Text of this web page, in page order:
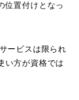
位置付けとなっ
ービスは限られ
い方が資格では